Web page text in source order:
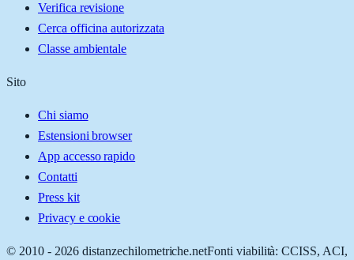
Verifica revisione
Cerca officina autorizzata
Classe ambientale
Sito
Chi siamo
Estensioni browser
App accesso rapido
Contatti
Press kit
Privacy e cookie
© 2010 - 2026 distanzechilometriche.netFonti viabilità: CCISS, ACI,